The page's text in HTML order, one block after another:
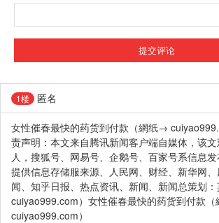
1楼 匿名
女性催春最快的药货到付款（網纸→
责声明：本文来自腾讯新闻客户端自媒体，该
人，搜狐号、网易号、企鹅号、百家号系信息
提供信息存储服来源、人民网、财经、新华网
闻、知乎日报、热点资讯、新闻、新闻总策划
cuiyao999.com）女性催春最快的药货到付款
cuiyao999.com）